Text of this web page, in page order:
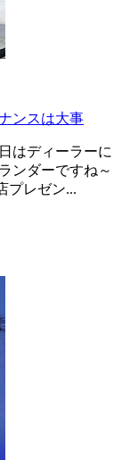
ンスは大事
はディーラーに
ンダーですね～
プレゼン...